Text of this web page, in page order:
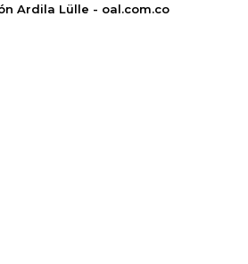
Ardila Lülle - oal.com.co